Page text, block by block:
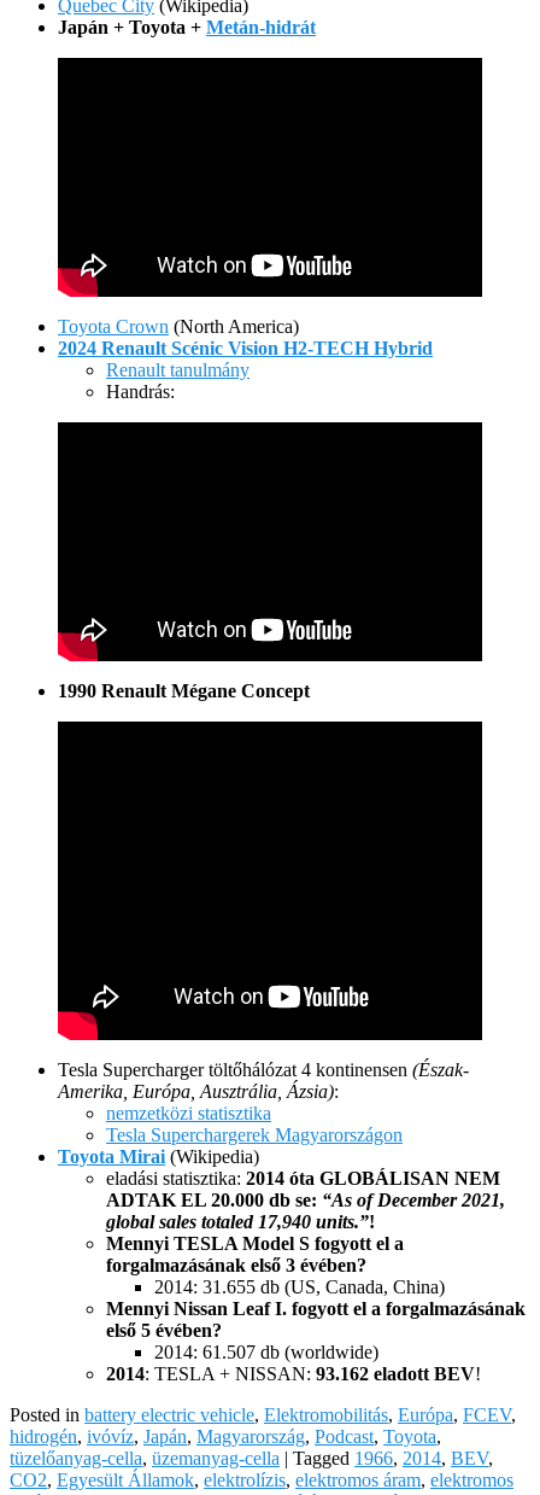
Quebec City (Wikipedia)
Japán + Toyota + Metán-hidrát
Toyota Crown (North America)
2024 Renault Scénic Vision H2-TECH Hybrid
Renault tanulmány
Handrás:
1990 Renault Mégane Concept
Tesla Supercharger töltőhálózat 4 kontinensen (Észak-
Amerika, Európa, Ausztrália, Ázsia):
nemzetközi statisztika
Tesla Superchargerek Magyarországon
Toyota Mirai (Wikipedia)
eladási statisztika: 2014 óta GLOBÁLISAN NEM
ADTAK EL 20.000 db se: “As of December 2021,
global sales totaled 17,940 units.”!
Mennyi TESLA Model S fogyott el a
forgalmazásának első 3 évében?
2014: 31.655 db (US, Canada, China)
Mennyi Nissan Leaf I. fogyott el a forgalmazásának
első 5 évében?
2014: 61.507 db (worldwide)
2014: TESLA + NISSAN: 93.162 eladott BEV!
Posted in battery electric vehicle, Elektromobilitás, Európa, FCEV,
hidrogén, ivóvíz, Japán, Magyarország, Podcast, Toyota,
tüzelőanyag-cella, üzemanyag-cella | Tagged 1966, 2014, BEV,
CO2, Egyesült Államok, elektrolízis, elektromos áram, elektromos